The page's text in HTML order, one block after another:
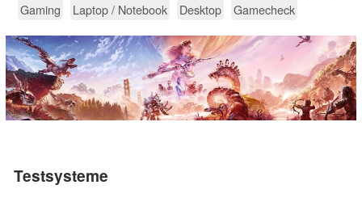
Gaming Laptop / Notebook Desktop Gamecheck
Testsysteme